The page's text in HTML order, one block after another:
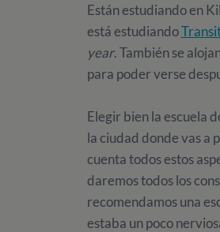
Están estudiando en
está estudiando
year. También se
para poder verse
Elegir bien la escuela
la ciudad donde vas a
cuenta todos estos
daremos todos los
recomendamos una
estaba un poco